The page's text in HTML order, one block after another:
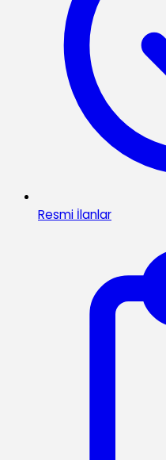
Resmi İlanlar